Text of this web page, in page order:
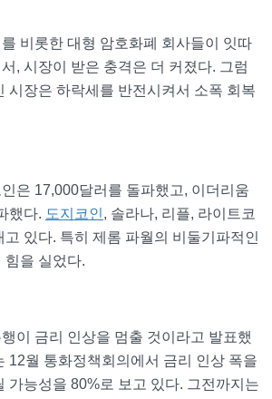
비롯한 대형 암호화폐 회사들이 잇따
, 시장이 받은 충격은 더 커졌다. 그럼
시장은 하락세를 반전시켜서 소폭 회복
은 17,000달러를 돌파했고, 이더리움
했다. 도지코인, 솔라나, 리플, 라이트코
있다. 특히 제롬 파월의 비둘기파적인
힘을 실었다.
이 금리 인상을 멈출 것이라고 발표했
12월 통화정책회의에서 금리 인상 폭을
가능성을 80%로 보고 있다. 그전까지는